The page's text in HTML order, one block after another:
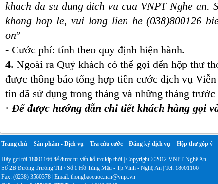
khach da su dung dich vu cua VNPT Nghe an.
khong hop le, vui long lien he (038)800126
on”
- Cước phí: tính theo quy định hiện hành.
4. Ngoài ra Quý khách có thể gọi đến hộp thư
được thông báo tổng hợp tiền cước dịch vụ
tin đã sử dụng trong tháng và những tháng trước
· Để được hướng dẫn chi tiết khách hàng gọi
Trang chủ Sản phẩm - Dịch vụ Tra cứu cước Đăng ký dịch vụ Hộp thư góp ý
Hãy gọi tới 18001166 để được tư vấn hỗ trợ kịp thời | Copyright ©2012 VNPT Nghệ An
Số 2B Đường Trường Thi / Số 1 Hồ Tùng Mậu - Tp.Vinh - Nghệ An | Tel: 18001166
Fax: (0238) 3560378 | Email: thongbaocuoc.nan@vnpt.vn